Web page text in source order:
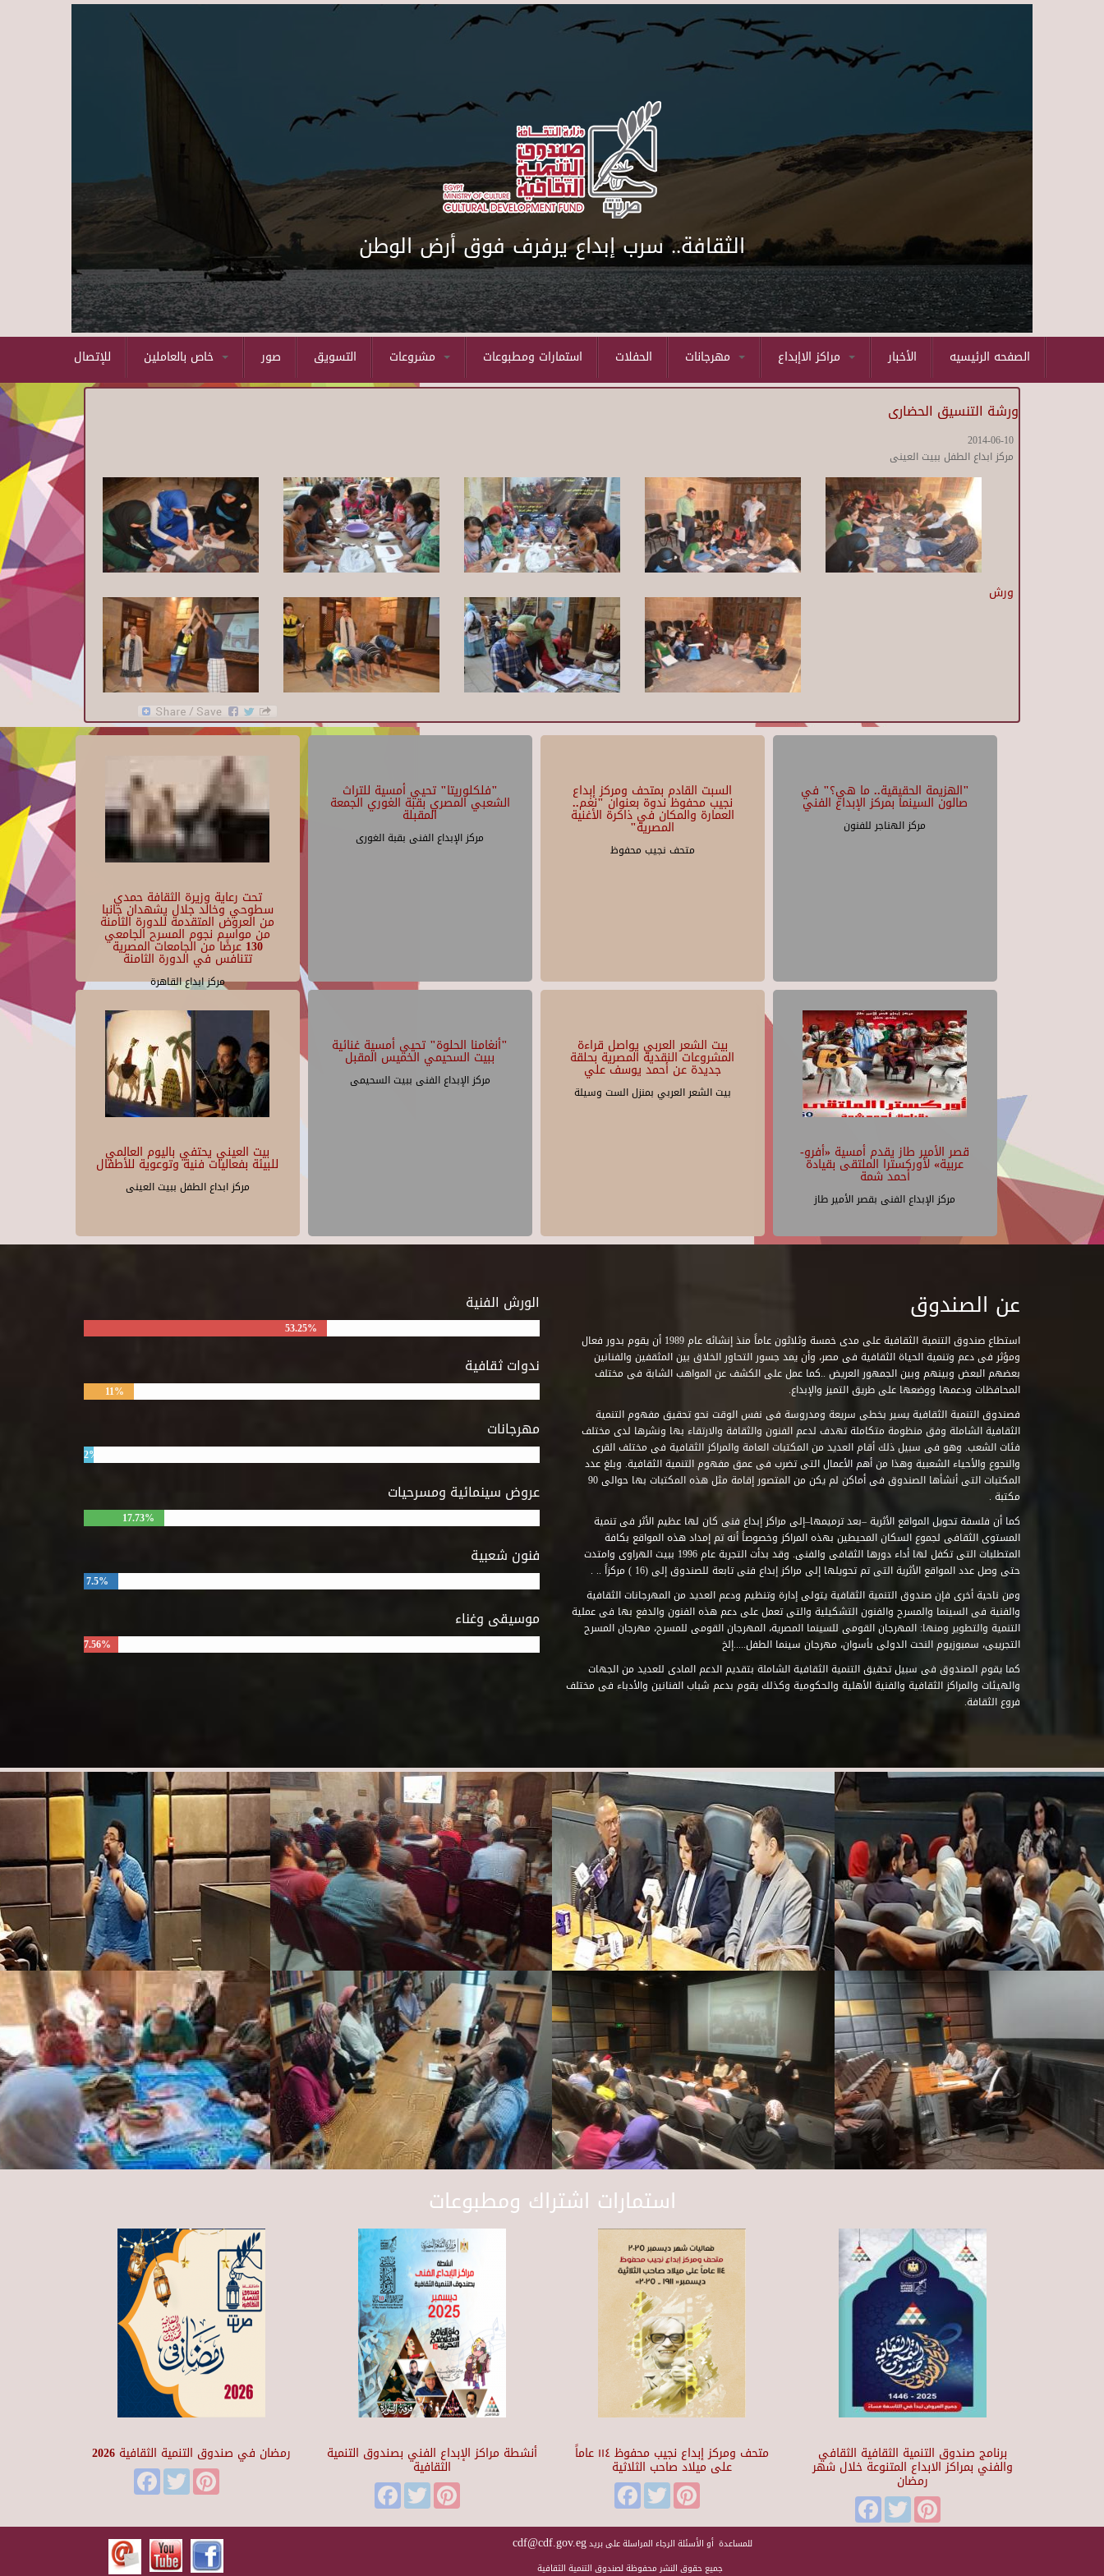
Skip to main content
الثقافة.. سرب إبداع يرفرف فوق أرض الوطن
للإتصال صور التسويق استمارات ومطبوعات الحفلات الأخبار الصفحه الرئيسيه
ورشة التنسيق الحضارى
2014-06-10
مركز ابداع الطفل ببيت العينى
ورش
تحت رعاية وزيرة الثقافة حمدي
سطوحي وخالد جلال يشهدان جانبا
من العروض المتقدمة للدورة الثامنة
من مواسم نجوم المسرح الجامعي
130 عرضًا من الجامعات المصرية
تتنافس في الدورة الثامنة
مركز ابداع القاهرة
"فلكلوريتا" تحيي أمسية للتراث
الشعبي المصري بقبة الغوري الجمعة
المقبلة
مركز الإبداع الفنى بقبة الغورى
السبت القادم بمتحف ومركز إبداع
نجيب محفوظ ندوة بعنوان "نغم..
العمارة والمكان في ذاكرة الأغنية
المصرية"
متحف نجيب محفوظ
"الهزيمة الحقيقية.. ما هي؟" في
صالون السينما بمركز الإبداع الفني
مركز الهناجر للفنون
بيت العيني يحتفي باليوم العالمي
للبيئة بفعاليات فنية وتوعوية للأطفال
مركز ابداع الطفل ببيت العينى
"أنغامنا الحلوة" تحيي أمسية غنائية
ببيت السحيمي الخميس المقبل
مركز الإبداع الفنى ببيت السحيمى
بيت الشعر العربي يواصل قراءة
المشروعات النقدية المصرية بحلقة
جديدة عن أحمد يوسف علي
بيت الشعر العربي بمنزل الست وسيلة
قصر الأمير طاز يقدم أمسية «أفرو-
عربية» لأوركسترا الملتقى بقيادة
أحمد شمة
مركز الإبداع الفنى بقصر الأمير طاز
الورش الفنية
53.25%
ندوات ثقافية
11%
مهرجانات
2%
عروض سينمائية ومسرحيات
17.73%
فنون شعبية
7.5%
موسيقى وغناء
7.56%
عن الصندوق
استطاع صندوق التنمية الثقافية على مدى خمسة وثلاثون عاماً منذ إنشائه عام 1989 أن يقوم بدور فعال
ومؤثر فى دعم وتنمية الحياة الثقافية فى مصر، وأن يمد جسور التحاور الخلاق بين المثقفين والفنانين
بعضهم البعض وبينهم وبين الجمهور العريض ..كما عمل على الكشف عن المواهب الشابة فى مختلف
المحافظات ودعمها ووضعها على طريق التميز والإبداع.
فصندوق التنمية الثقافية يسير بخطى سريعة ومدروسة فى نفس الوقت نحو تحقيق مفهوم التنمية
الثقافية الشاملة وفق منظومة متكاملة تهدف لدعم الفنون والثقافة والارتقاء بها ونشرها لدى مختلف
فئات الشعب. وهو فى سبيل ذلك أقام العديد من المكتبات العامة والمراكز الثقافية فى مختلف القرى
والنجوع والأحياء الشعبية وهذا من أهم الأعمال التى تضرب فى عمق مفهوم التنمية الثقافية. وبلغ عدد
المكتبات التى أنشأها الصندوق فى أماكن لم يكن من المتصور إقامة مثل هذه المكتبات بها حوالى 90
مكتبة .
كما أن فلسفة تحويل المواقع الأثرية –بعد ترميمها–إلى مراكز إبداع فنى كان لها عظيم الأثر فى تنمية
المستوى الثقافى لجموع السكان المحيطين بهذه المراكز وخصوصاً أنه تم إمداد هذه المواقع بكافة
المتطلبات التى تكفل لها أداء دورها الثقافى والفنى. وقد بدأت التجربة عام 1996 ببيت الهراوى وامتدت
حتى وصل عدد المواقع الأثرية التى تم تحويلها إلى مراكز إبداع فنى تابعة للصندوق إلى (16 ) مركزاً .. .
ومن ناحية أخرى فإن صندوق التنمية الثقافية يتولى إدارة وتنظيم ودعم العديد من المهرجانات الثقافية
والفنية فى السينما والمسرح والفنون التشكيلية والتى تعمل على دعم هذه الفنون والدفع بها فى عملية
التنمية والتطوير ومنها: المهرجان القومى للسينما المصرية، المهرجان القومى للمسرح، مهرجان المسرح
التجريبى، سمبوزيوم النحت الدولى بأسوان، مهرجان سينما الطفل.....إلخ
كما يقوم الصندوق فى سبيل تحقيق التنمية الثقافية الشاملة بتقديم الدعم المادى للعديد من الجهات
والهيئات والمراكز الثقافية والفنية الأهلية والحكومية وكذلك يقوم بدعم شباب الفنانين والأدباء فى مختلف
فروع الثقافة.
استمارات اشتراك ومطبوعات
رمضان في صندوق التنمية الثقافية 2026
FacebookTwitter
أنشطة مراكز الإبداع الفني بصندوق التنمية
الثقافية
FacebookTwitterPinterest
متحف ومركز إبداع نجيب محفوظ ١١٤ عاماً
على ميلاد صاحب الثلاثية
FacebookTwitter
برنامج صندوق التنمية الثقافية الثقافي
والفني بمراكز الابداع المتنوعة خلال شهر
رمضان
FacebookTwitterPinterest
للمساعدة أو الأسئلة الرجاء المراسلة على بريدcdf@cdf.gov.eg
جميع حقوق النشر محفوظة لصندوق التنمية الثقافية